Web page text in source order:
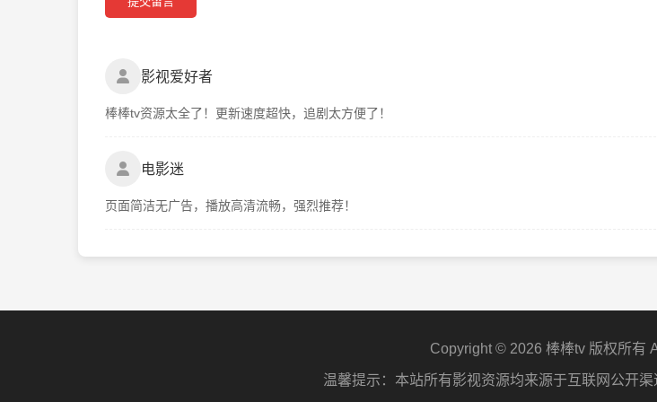
影视爱好者
棒棒tv资源太全了！更新速度超快，追剧太方便了！
电影迷
页面简洁无广告，播放高清流畅，强烈推荐！
Copyright © 2026 棒棒tv 版权所有
温馨提示：本站所有影视资源均来源于互联网公开